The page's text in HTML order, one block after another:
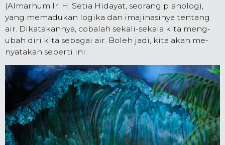
(Almarhum Ir. H. Setia Hidayat, seorang planolog),
yang memadukan logika dan imajinasinya tentang
air. Dikatakannya, cobalah sekali-sekala kita meng­
ubah diri kita sebagai air. Boleh jadi, kita akan me­
nyatakan seperti ini: